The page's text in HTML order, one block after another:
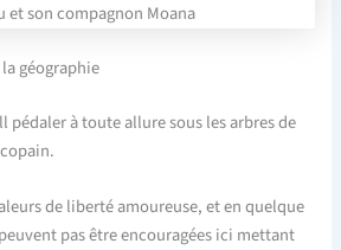
et son compagnon Moana
géographie
pédaler à toute allure sous les arbres de
de liberté amoureuse, et en quelque
pas être encouragées ici mettant